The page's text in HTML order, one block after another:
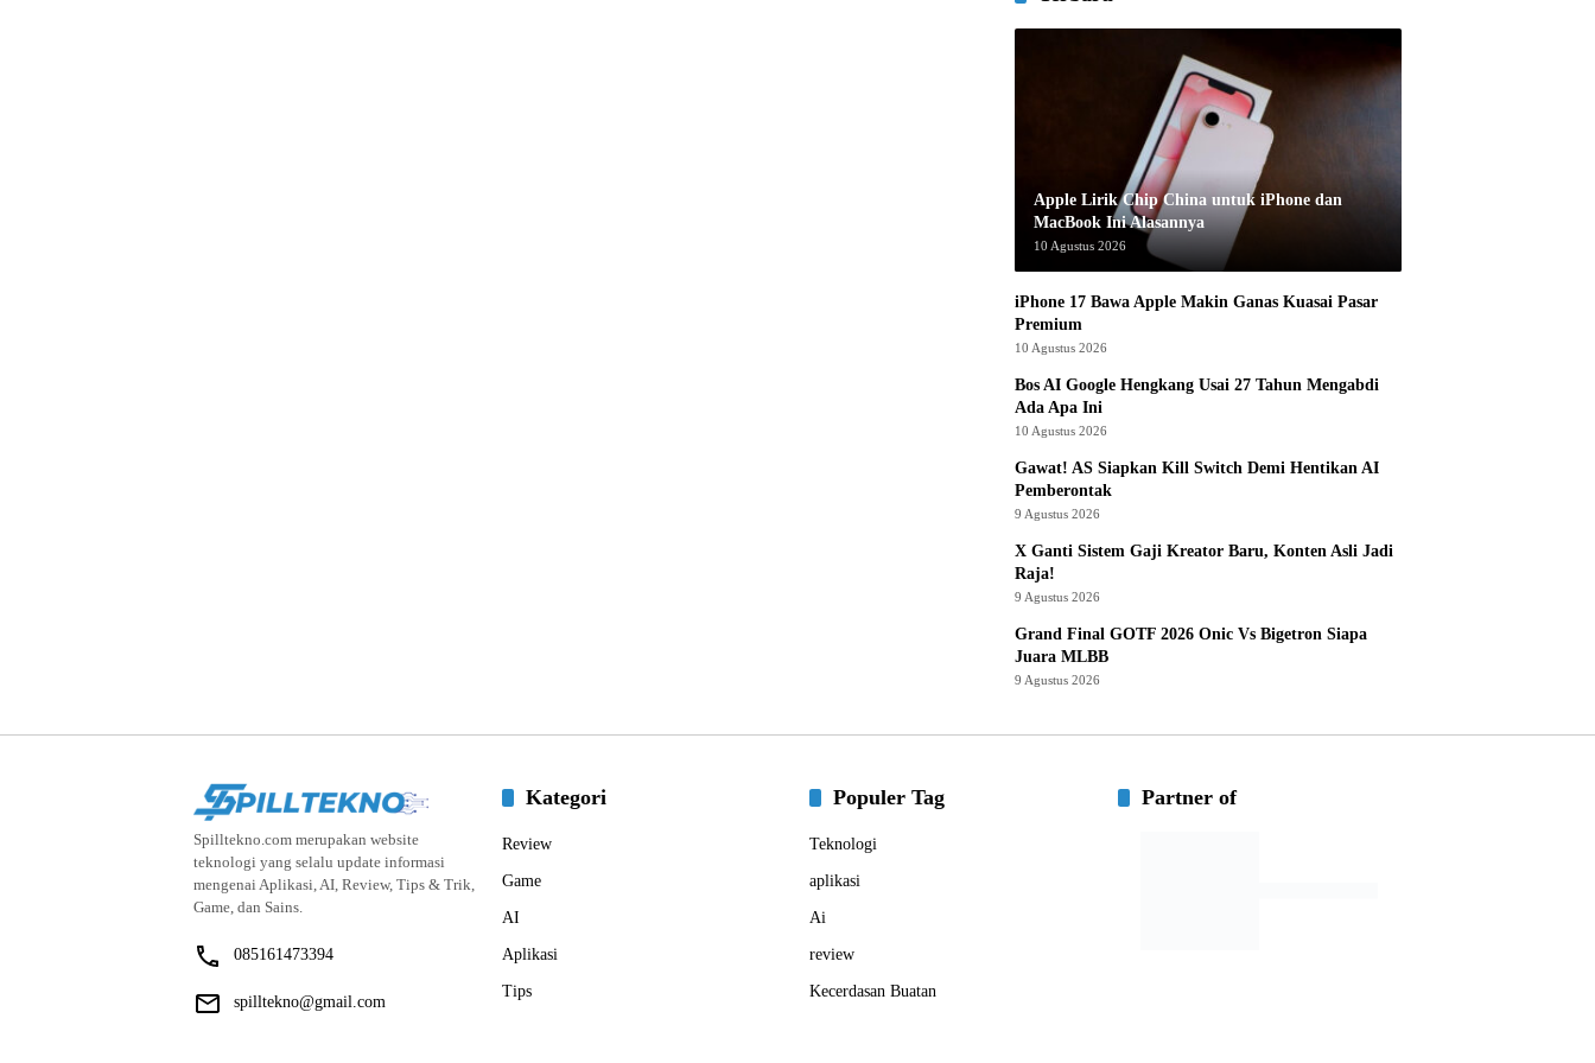
Apple Lirik Chip China untuk iPhone dan
MacBook Ini Alasannya
10 Agustus 2026
iPhone 17 Bawa Apple Makin Ganas Kuasai Pasar
Premium
10 Agustus 2026
Bos AI Google Hengkang Usai 27 Tahun Mengabdi
Ada Apa Ini
10 Agustus 2026
Gawat! AS Siapkan Kill Switch Demi Hentikan AI
Pemberontak
9 Agustus 2026
X Ganti Sistem Gaji Kreator Baru, Konten Asli Jadi
Raja!
9 Agustus 2026
Grand Final GOTF 2026 Onic Vs Bigetron Siapa
Juara MLBB
9 Agustus 2026
Spilltekno.com merupakan website
teknologi yang selalu update informasi
mengenai Aplikasi, AI, Review, Tips & Trik,
Game, dan Sains.
085161473394
spilltekno@gmail.com
Kategori
Review
Game
AI
Aplikasi
Tips
Populer Tag
Teknologi
aplikasi
Ai
review
Kecerdasan Buatan
Partner of